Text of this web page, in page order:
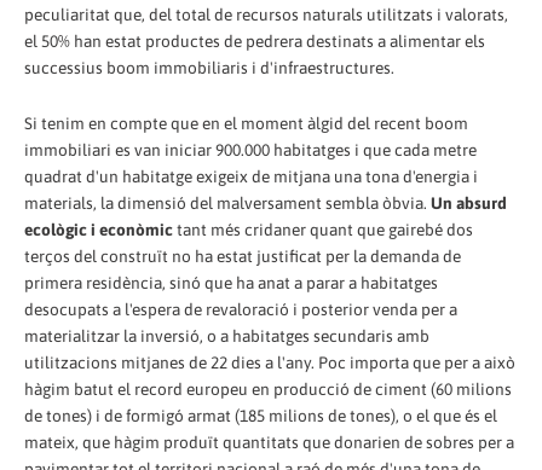
peculiaritat que, del total de recursos naturals utilitzats i valorats,
el 50% han estat productes de pedrera destinats a alimentar els
successius boom immobiliaris i d'infraestructures.
Si tenim en compte que en el moment àlgid del recent boom
immobiliari es van iniciar 900.000 habitatges i que cada metre
quadrat d'un habitatge exigeix de mitjana una tona d'energia i
materials, la dimensió del malversament sembla òbvia. Un absurd
ecològic i econòmictant més cridaner quant que gairebé dos
terços del construït no ha estat justificat per la demanda de
primera residència, sinó que ha anat a parar a habitatges
desocupats a l'espera de revaloració i posterior venda per a
materialitzar la inversió, o a habitatges secundaris amb
utilitzacions mitjanes de 22 dies a l'any. Poc importa que per a això
hàgim batut el record europeu en producció de ciment (60 milions
de tones) i de formigó armat (185 milions de tones), o el que és el
mateix, que hàgim produït quantitats que donarien de sobres per a